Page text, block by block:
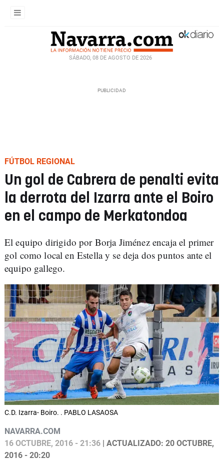
SÁBADO, 08 DE AGOSTO DE 2026
FÚTBOL REGIONAL
Un gol de Cabrera de penalti evita
la derrota del Izarra ante el Boiro
en el campo de Merkatondoa
El equipo dirigido por Borja Jiménez encaja el primer
gol como local en Estella y se deja dos puntos ante el
equipo gallego.
C.D. Izarra- Boiro. . PABLO LASAOSA
NAVARRA.COM
16 OCTUBRE, 2016 - 21:36 | ACTUALIZADO: 20 OCTUBRE,
2016 - 20:20